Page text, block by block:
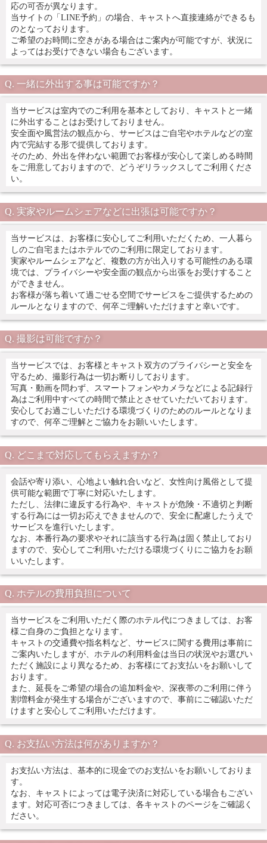
応の可否が異なります。
当サイトの「LINE予約」の場合、キャストへ直接連絡ができるも
のとなっております。
ご希望のお時間に空きがある場合はご案内が可能ですが、状況に
よってはお受けできない場合もございます。
一緒に外出する事は可能ですか？
当サービスは室内でのご利用を基本としており、キャストと一緒
に外出することはお受けしておりません。
安全面や風営法の観点から、サービスはご自宅やホテルなどの室
内で完結する形で提供しております。
そのため、外出を伴わない範囲でお客様が安心して楽しめる時間
をご用意しておりますので、どうぞリラックスしてご利用くださ
い。
実家やルームシェアなどに出張は可能ですか？
当サービスは、お客様に安心してご利用いただくため、一人暮ら
しのご自宅またはホテルでのご利用に限定しております。
実家やルームシェアなど、複数の方が出入りする可能性のある環
境では、プライバシーや安全面の観点から出張をお受けすること
ができません。
お客様が落ち着いて過ごせる空間でサービスをご提供するための
ルールとなりますので、何卒ご理解いただけますと幸いです。
撮影は可能ですか？
当サービスでは、お客様とキャスト双方のプライバシーと安全を
守るため、撮影行為は一切お断りしております。
写真・動画を問わず、スマートフォンやカメラなどによる記録行
為はご利用中すべての時間で禁止とさせていただいております。
安心してお過ごしいただける環境づくりのためのルールとなりま
すので、何卒ご理解とご協力をお願いいたします。
どこまで対応してもらえますか？
会話や寄り添い、心地よい触れ合いなど、女性向け風俗として提
供可能な範囲で丁寧に対応いたします。
ただし、法律に違反する行為や、キャストが危険・不適切と判断
する行為には一切お応えできませんので、安全に配慮したうえで
サービスを進行いたします。
なお、本番行為の要求やそれに該当する行為は固く禁止しており
ますので、安心してご利用いただける環境づくりにご協力をお願
いいたします。
ホテルの費用負担について
当サービスをご利用いただく際のホテル代につきましては、お客
様ご自身のご負担となります。
キャストの交通費や指名料など、サービスに関する費用は事前に
ご案内いたしますが、ホテルの利用料金は当日の状況やお選びい
ただく施設により異なるため、お客様にてお支払いをお願いして
おります。
また、延長をご希望の場合の追加料金や、深夜帯のご利用に伴う
割増料金が発生する場合がございますので、事前にご確認いただ
けますと安心してご利用いただけます。
お支払い方法は何がありますか？
お支払い方法は、基本的に現金でのお支払いをお願いしておりま
す。
なお、キャストによっては電子決済に対応している場合もござい
ます。対応可否につきましては、各キャストのページをご確認く
ださい。